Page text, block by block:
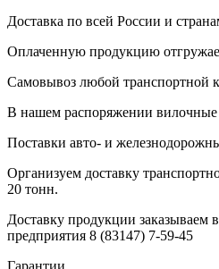
Доставка по всей России и
Оплаченную продукцию
Самовывоз любой транспортной
В нашем распоряжении
Поставки авто- и
Организуем доставку
20 тонн.
Доставку продукции заказываем
предприятия 8 (83147) 7-59-45